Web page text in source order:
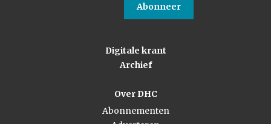
Abonneer
Digitale krant
Archief
Over DHC
Abonnementen